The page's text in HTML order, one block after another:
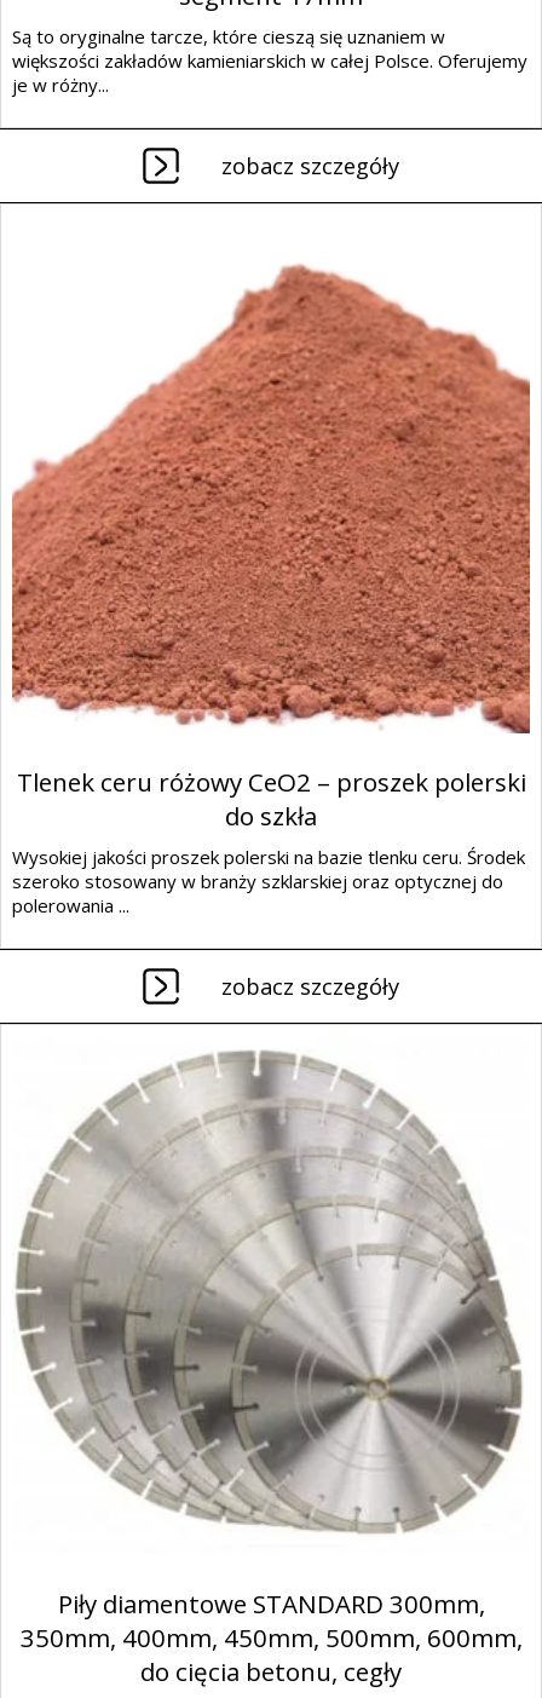
Są to oryginalne tarcze, które cieszą się uznaniem w
większości zakładów kamieniarskich w całej Polsce. Oferujemy
je w różny...
zobacz szczegóły
Tlenek ceru różowy CeO2 – proszek polerski
do szkła
Wysokiej jakości proszek polerski na bazie tlenku ceru. Środek
szeroko stosowany w branży szklarskiej oraz optycznej do
polerowania ...
zobacz szczegóły
Piły diamentowe STANDARD 300mm,
350mm, 400mm, 450mm, 500mm, 600mm,
do cięcia betonu, cegły